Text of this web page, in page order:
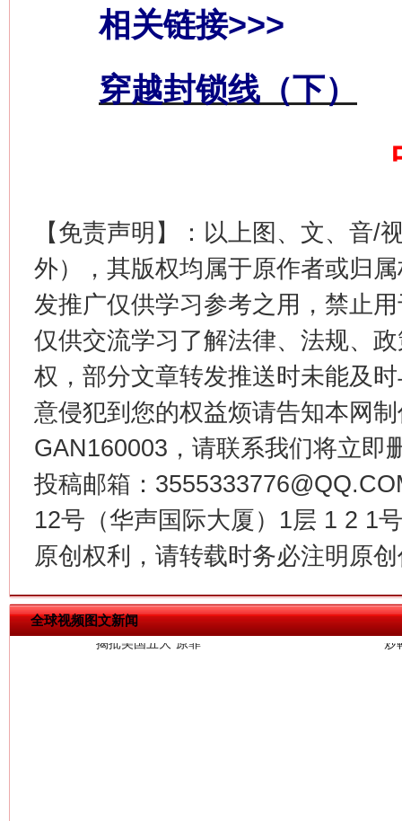
相关链接>>>
穿越封锁线（下）
【免责声明】：以上图、文、音/
外），其版权均属于原作者或归
发推广仅供学习参考之用，禁止
仅供交流学习了解法律、法规、
权，部分文章转发推送时未能及
意侵犯到您的权益烦请告知本网
GAN160003，请联系我们将立即
投稿邮箱：
12号（华声国际大厦）1层 1 2 1
原创权利，请转载时务必注明原
全球视频图文新闻
习近平的博鳌关键词
“刷贴”乱象丛生
生
揭批美国五大"原罪" "炒